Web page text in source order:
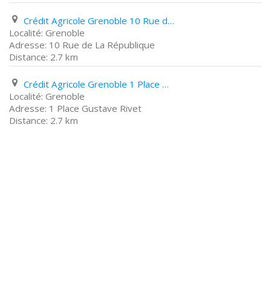
Crédit Agricole Grenoble 10 Rue de La République
Grenoble
10 Rue de La République
2.7 km
Crédit Agricole Grenoble 1 Place Gustave Rivet
Grenoble
1 Place Gustave Rivet
2.7 km